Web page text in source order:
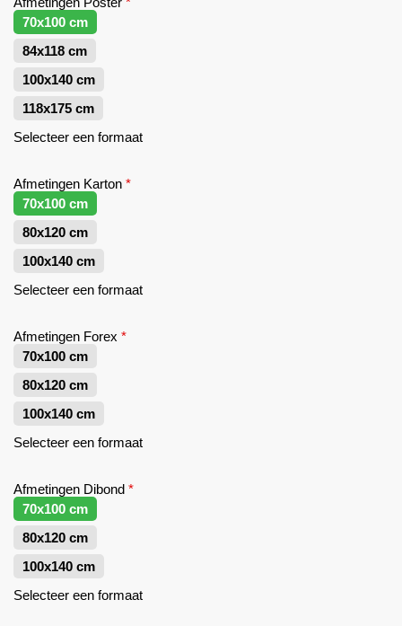
70x100 cm
84x118 cm
100x140 cm
118x175 cm
Selecteer een formaat
Afmetingen Karton *
70x100 cm
80x120 cm
100x140 cm
Selecteer een formaat
Afmetingen Forex *
70x100 cm
80x120 cm
100x140 cm
Selecteer een formaat
Afmetingen Dibond *
70x100 cm
80x120 cm
100x140 cm
Selecteer een formaat